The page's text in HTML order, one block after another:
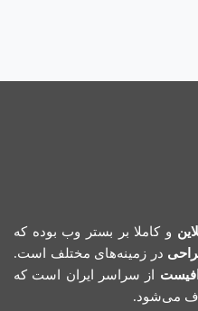
و کاملا بر بستر وب بوده که
در زمینه‌های مختلف است.
از سراسر ایران است که
می‌شود.